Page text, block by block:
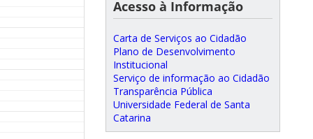
Acesso à Informação
Carta de Serviços ao Cidadão
Plano de Desenvolvimento
Institucional
Serviço de informação ao Cidadão
Transparência Pública
Universidade Federal de Santa
Catarina